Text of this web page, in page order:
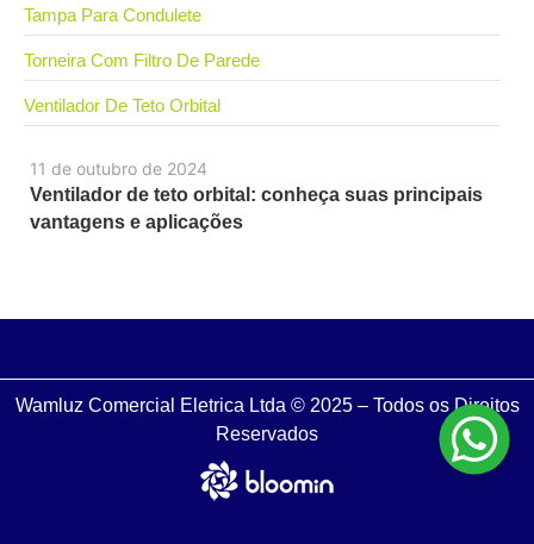
11 de outubro de 2024
Ventilador de teto orbital: conheça suas principais
vantagens e aplicações
Tampa Para Condulete
Torneira Com Filtro De Parede
Ventilador De Teto Orbital
Wamluz Comercial Eletrica Ltda © 2025 – Todos os Direitos
Reservados